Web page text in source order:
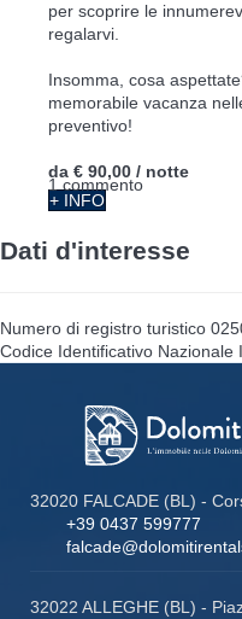
per scoprire le
regalarvi.
Insomma, cosa
memorabile vacanza
preventivo!
1 commento
da € 90,00 / notte
+ INFO
Dati d'interesse
Numero di registro turistico
Codice Identificativo Nazionale
32020 FALCADE (BL) -
+39 0437 599777
32022 ALLEGHE (BL) -